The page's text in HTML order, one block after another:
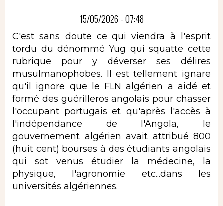
15/05/2026 - 07:48
C'est sans doute ce qui viendra à l'esprit
tordu du dénommé Yug qui squatte cette
rubrique pour y déverser ses délires
musulmanophobes. Il est tellement ignare
qu'il ignore que le FLN algérien a aidé et
formé des guérilleros angolais pour chasser
l'occupant portugais et qu'après l'accès à
l'indépendance de l'Angola, le
gouvernement algérien avait attribué 800
(huit cent) bourses à des étudiants angolais
qui sot venus étudier la médecine, la
physique, l'agronomie etc...dans les
universités algériennes.